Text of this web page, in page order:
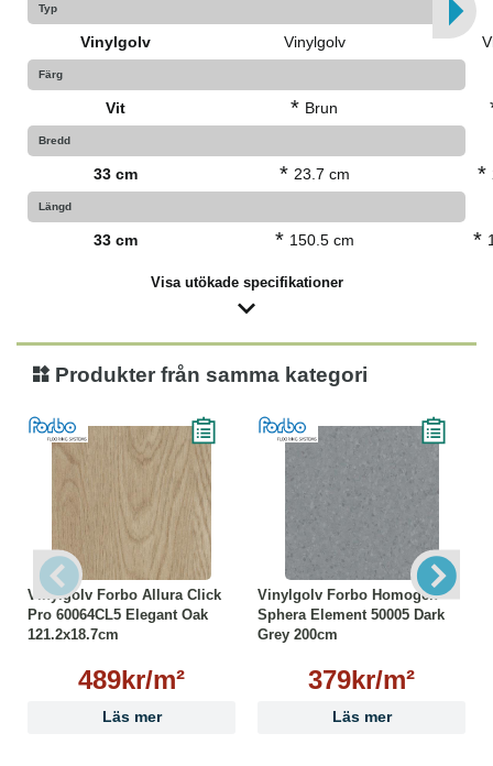
Typ
Vinylgolv Vinylgolv
Färg
Vit * Brun
Bredd
33 cm * 23.7 cm *
Längd
33 cm * 150.5 cm *
Visa utökade specifikationer
Produkter från samma kategori
Vinylgolv Forbo Allura Click
Pro 60064CL5 Elegant Oak
121.2x18.7cm
489kr/m²
Läs mer
Vinylgolv Forbo Homogen
Sphera Element 50005 Dark
Grey 200cm
379kr/m²
Läs mer